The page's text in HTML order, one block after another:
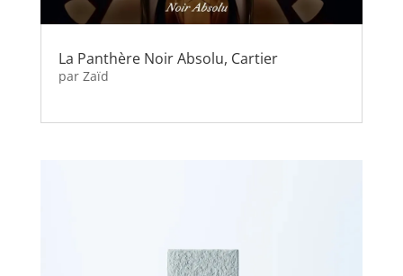
La Panthère Noir Absolu, Cartier
par Zaïd